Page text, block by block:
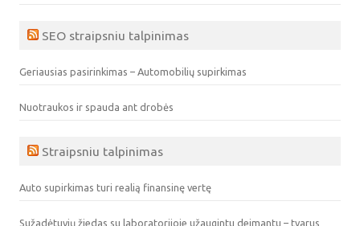
SEO straipsniu talpinimas
Geriausias pasirinkimas – Automobilių supirkimas
Nuotraukos ir spauda ant drobės
Straipsniu talpinimas
Auto supirkimas turi realią finansinę vertę
Sužadėtuvių žiedas su laboratorijoje užaugintu deimantu – tvarus